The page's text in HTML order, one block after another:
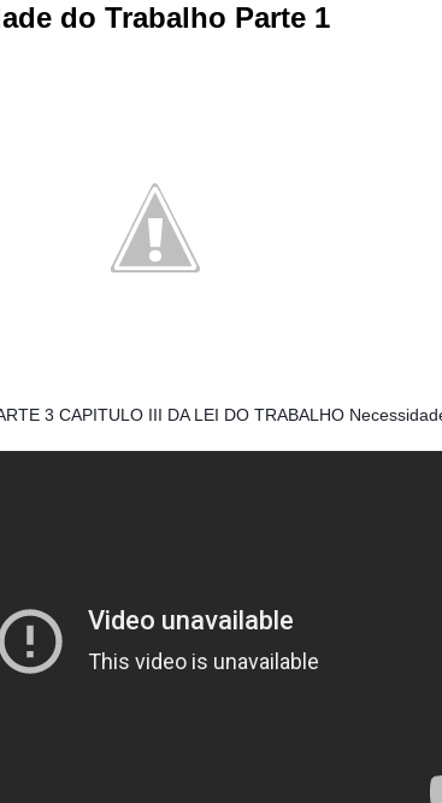
do Trabalho Parte 1
3 CAPITULO III DA LEI DO TRABALHO